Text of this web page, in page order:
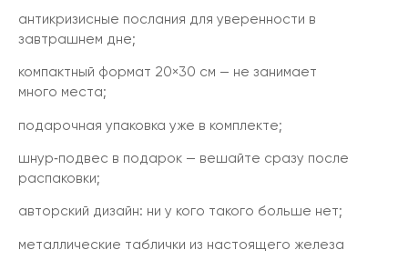
антикризисные послания для уверенности в
завтрашнем дне;
компактный формат 20×30 см — не занимает
много места;
подарочная упаковка уже в комплекте;
шнур‑подвес в подарок — вешайте сразу после
распаковки;
авторский дизайн: ни у кого такого больше нет;
металлические таблички из настоящего железа